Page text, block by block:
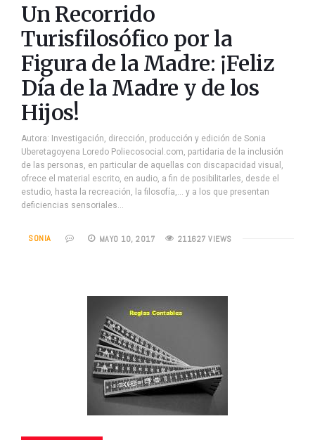
Un Recorrido
Turisfilosófico por la
Figura de la Madre: ¡Feliz
Día de la Madre y de los
Hijos!
Autora: Investigación, dirección, producción y edición de Sonia
Uberetagoyena Loredo Poliecosocial.com, partidaria de la inclusión
de las personas, en particular de aquellas con discapacidad visual,
ofrece el material escrito, en audio, a fin de posibilitarles, desde el
estudio, hasta la recreación, la filosofía,… y a los que presentan
deficiencias sensoriales…
SONIA MAYO 10, 2017 211627 VIEWS